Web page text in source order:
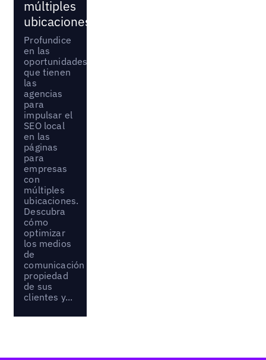
múltiples
ubicaciones
Profundice
en las
oportunidades
que tienen
las
agencias
para
impulsar el
SEO local
en las
páginas
para
empresas
con
múltiples
ubicaciones.
Descubra
cómo
optimizar
los medios
de
comunicación
propiedad
de sus
clientes y...